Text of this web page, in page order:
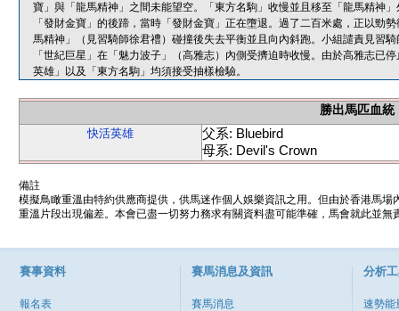
寶」與「龍馬精神」之間未能望空。「東方名駒」收慢並且移至「龍馬精神
「發財金寶」的後蹄，當時「發財金寶」正在墮退。過了二百米處，正以勁
馬精神」（見習騎師徐君禮）碰撞後失去平衡並且向內斜跑。小組譴責見習
「世紀巨星」在「魅力波子」（高雅志）內側受擠迫時收慢。由於高雅志已
英雄」以及「東方名駒」均須接受抽樣檢驗。
勝出馬匹血統
快活英雄
父系: Bluebird
母系: Devil's Crown
備註
模擬鳥瞰重溫由特約供應商提供，供馬迷作個人娛樂資訊之用。但由於香港馬
重溫片段出現偏差。本會已盡一切努力務求有關資料盡可能準確，馬會就此並
賽事資料
報名表
賽馬消息及資訊
賽馬消息
分析
速勢能